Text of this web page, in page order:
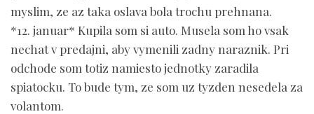
myslim, ze az taka oslava bola trochu prehnana.
*12. januar* Kupila som si auto. Musela som ho vsak
nechat v predajni, aby vymenili zadny naraznik. Pri
odchode som totiz namiesto jednotky zaradila
spiatocku. To bude tym, ze som uz tyzden nesedela za
volantom.